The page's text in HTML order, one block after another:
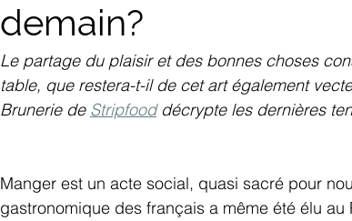
demain?
Le partage du plaisir et des bonnes choses
table, que restera-t-il de cet art également
Brunerie de Stripfood décrypte les dernières
Manger est un acte social, quasi sacré pour
gastronomique des français a même été élu